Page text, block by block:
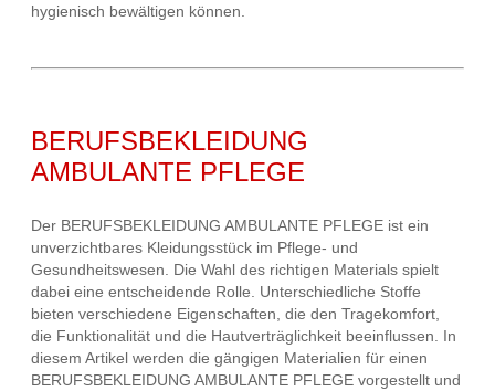
hygienisch bewältigen können.
BERUFSBEKLEIDUNG
AMBULANTE PFLEGE
Der BERUFSBEKLEIDUNG AMBULANTE PFLEGE ist ein
unverzichtbares Kleidungsstück im Pflege- und
Gesundheitswesen. Die Wahl des richtigen Materials spielt
dabei eine entscheidende Rolle. Unterschiedliche Stoffe
bieten verschiedene Eigenschaften, die den Tragekomfort,
die Funktionalität und die Hautverträglichkeit beeinflussen. In
diesem Artikel werden die gängigen Materialien für einen
BERUFSBEKLEIDUNG AMBULANTE PFLEGE vorgestellt und